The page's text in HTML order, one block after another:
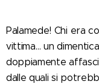
Palamede! Chi era
vittima… un
doppiamente
dalle quali si